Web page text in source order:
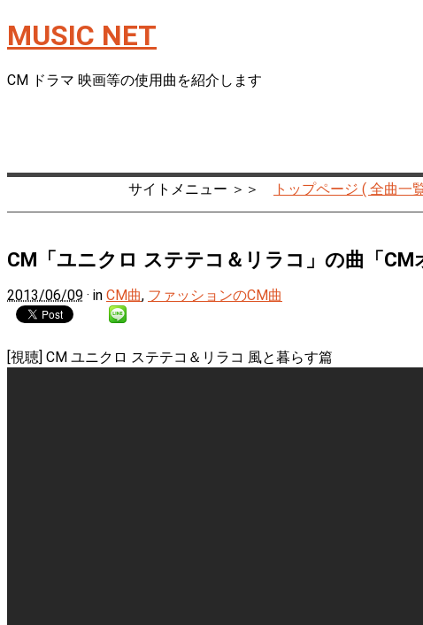
MUSIC NET
CM ドラマ 映画等の使用曲を紹介します
サイトメニュー ＞＞ トップページ ( 全曲一
CM「ユニクロ ステテコ＆リラコ」の曲「
2013/06/09 · in CM曲, ファッションのCM曲
[視聴] CM ユニクロ ステテコ＆リラコ 風と暮らす篇